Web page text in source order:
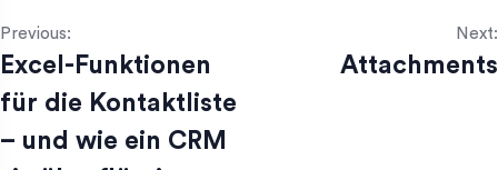
Previous:
Excel-Funktionen
für die Kontaktliste
– und wie ein CRM
Next:
Attachments